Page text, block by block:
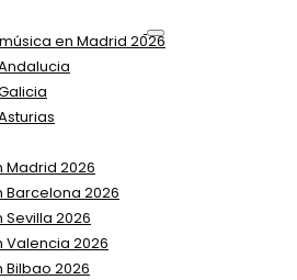
en Madrid 2026
Madrid 2026
Barcelona 2026
2026
Valencia 2026
2026